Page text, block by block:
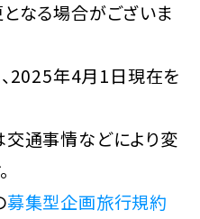
なる場合がございま
2025年4月1日現在を
通事情などにより変
募集型企画旅行規約